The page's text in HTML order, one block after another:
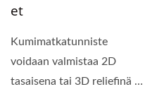
Et
Kumimatkatunniste
voidaan valmistaa 2D
tasaisena tai 3D reliefinä eri